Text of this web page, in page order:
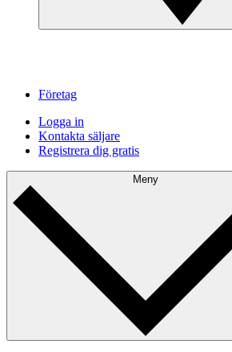
Företag
Logga in
Kontakta säljare
Registrera dig gratis
Meny